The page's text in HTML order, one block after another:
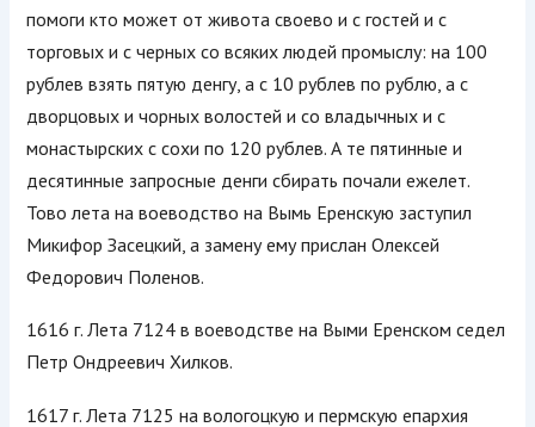
помоги кто может от живота своево и с гостей и с
торговых и с черных со всяких людей промыслу: на 100
рублев взять пятую денгу, а с 10 рублев по рублю, а с
дворцовых и чорных волостей и со владычных и с
монастырских с сохи по 120 рублев. А те пятинные и
десятинные запросные денги сбирать почали ежелет.
Тово лета на воеводство на Вымь Еренскую заступил
Микифор Засецкий, а замену ему прислан Олексей
Федорович Поленов.
1616 г. Лета 7124 в воеводстве на Выми Еренском седел
Петр Ондреевич Хилков.
1617 г. Лета 7125 на вологоцкую и пермскую епархия